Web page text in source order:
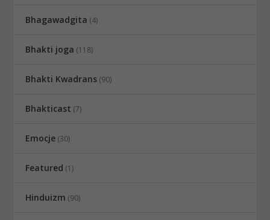
Bhagawadgita (4)
Bhakti joga (118)
Bhakti Kwadrans (90)
Bhakticast (7)
Emocje (30)
Featured (1)
Hinduizm (90)